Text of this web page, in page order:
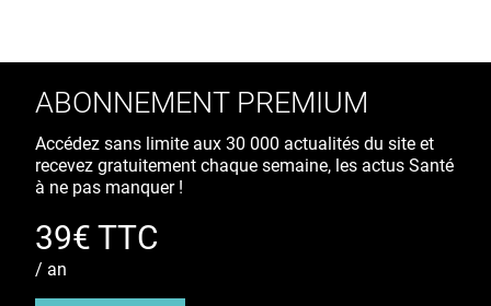
ABONNEMENT PREMIUM
Accédez sans limite aux 30 000 actualités du site et
recevez gratuitement chaque semaine, les actus Santé
à ne pas manquer !
39€ TTC
/ an